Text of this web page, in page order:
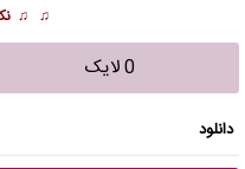
♫ ♫
0 لایک
دانلود